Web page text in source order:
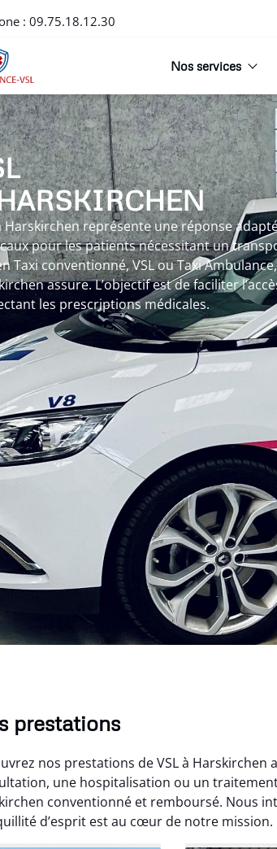
: 09.75.18.12.30
Nos services
Harskirchen représente une réponse
pour les patients nécessitant un
Taxi conventionné, VSL ou Taxi
assure. L’objectif est de faciliter
les prescriptions médicales.
prestations
nos prestations de VSL à
une hospitalisation ou un
conventionné et remboursé. Nous
d’esprit est au cœur de notre mission.